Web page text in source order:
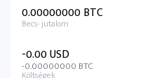
0.00000000 BTC
-0.00 USD
-0.00000000 BTC